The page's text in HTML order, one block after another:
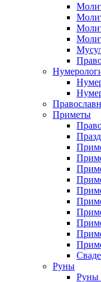
Приметы
Руны
Руны